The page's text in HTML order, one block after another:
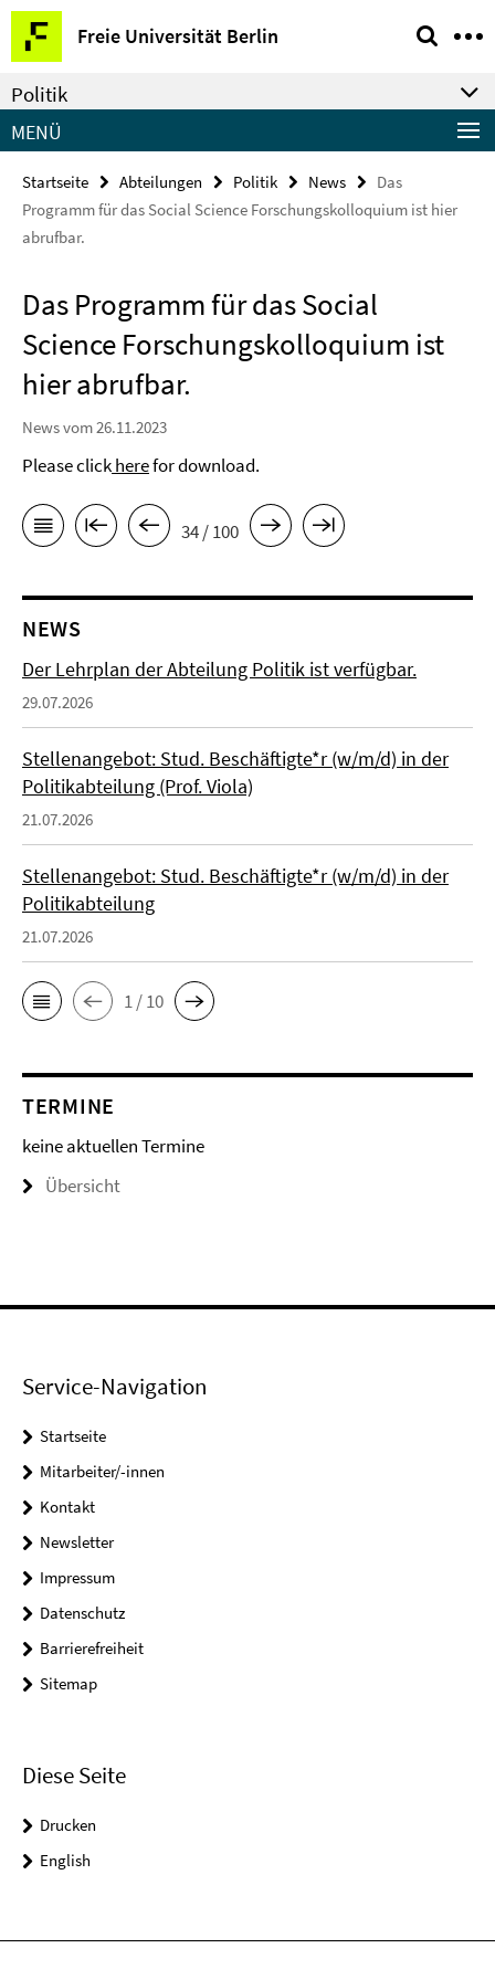
Springe
direkt
zu
Inhalt
Freie Universität Berlin
Service-
Navigation
Politik
MENÜ
Startseite Abteilungen Politik News
Das
Programm für das Social Science Forschungskolloquium ist hier
abrufbar.
Das Programm für das Social
Science Forschungskolloquium ist
hier abrufbar.
News vom 26.11.2023
Please clickherefor download.
34 / 100
NEWS
Der Lehrplan der Abteilung Politik ist verfügbar.
29.07.2026
Stellenangebot: Stud. Beschäftigte*r (w/m/d) in der
Politikabteilung (Prof. Viola)
21.07.2026
Stellenangebot: Stud. Beschäftigte*r (w/m/d) in der
Politikabteilung
21.07.2026
1 / 10
TERMINE
keine aktuellen Termine
Übersicht
Service-Navigation
Startseite
Mitarbeiter/-innen
Kontakt
Newsletter
Impressum
Datenschutz
Barrierefreiheit
Sitemap
Diese Seite
Drucken
English